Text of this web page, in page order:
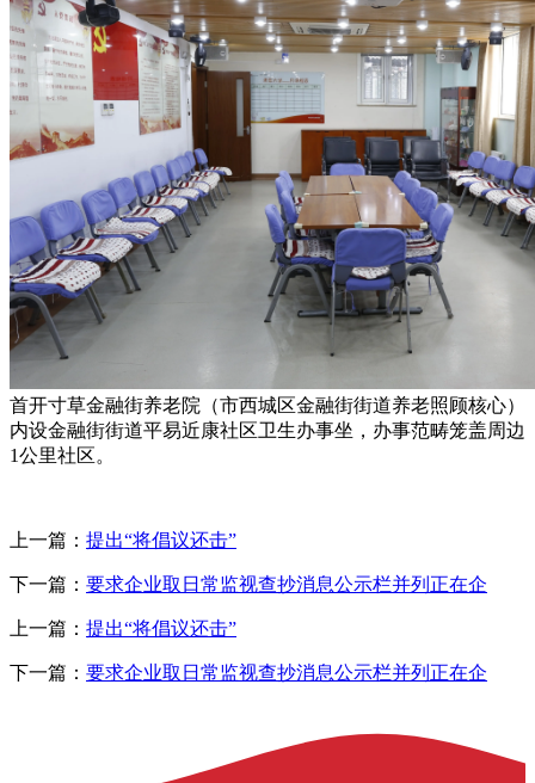
首开寸草金融街养老院（市西城区金融街街道养老照顾核心）
内设金融街街道平易近康社区卫生办事坐，办事范畴笼盖周边
1公里社区。
上一篇： 提出“将倡议还击”
下一篇： 要求企业取日常监视查抄消息公示栏并列正在企
上一篇： 提出“将倡议还击”
下一篇： 要求企业取日常监视查抄消息公示栏并列正在企